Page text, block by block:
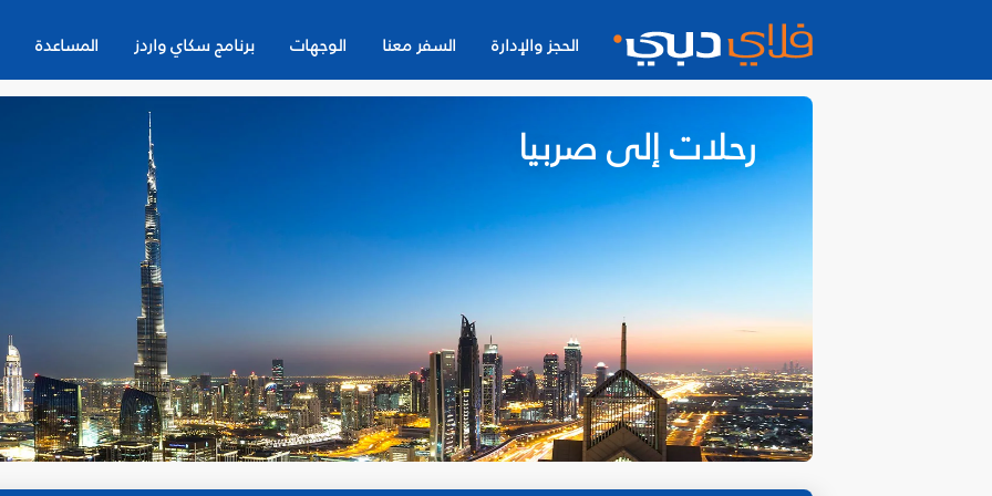
الحجز والإدارة السفر معنا الوجهات برنامج سكاي واردز المساعدة
رحلات إلى صربيا